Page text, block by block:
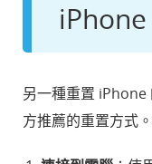
iPhone
另一種重置 iPhone
方推薦的重置方式